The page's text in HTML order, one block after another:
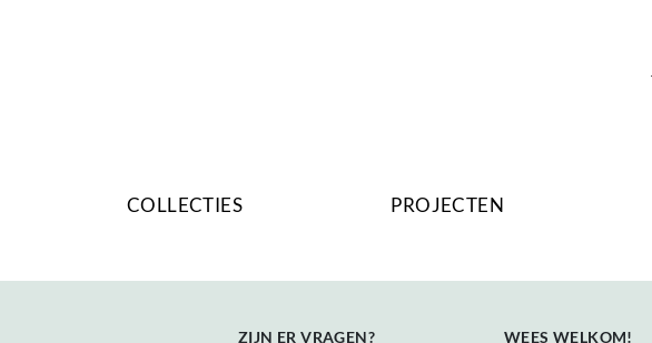
Main
COLLECTIES PROJECTEN
ZIJN ER VRAGEN? WEES WELKOM!